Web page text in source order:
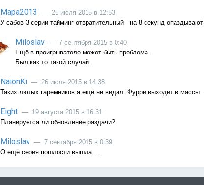
Мара2013
— 25 июля 2015 в 12:53
У сабов 3 серии тайминг отвратительный - на 8 секунд
Miloslav — 7 сентября 2015 в 0:40
Ещё в проигрывателе может быть проблема.
Был как то такой случай.
NaionKi — 26 июля 2015 в 14:38
Таких лютых гаремников я ещё не видал. Фурри выходит в массы.
Eight — 19 августа 2015 в 16:31
Планируется ли обновление раздачи?
Miloslav — 7 сентября 2015 в 0:39
О ещё серия пошлости вышла....